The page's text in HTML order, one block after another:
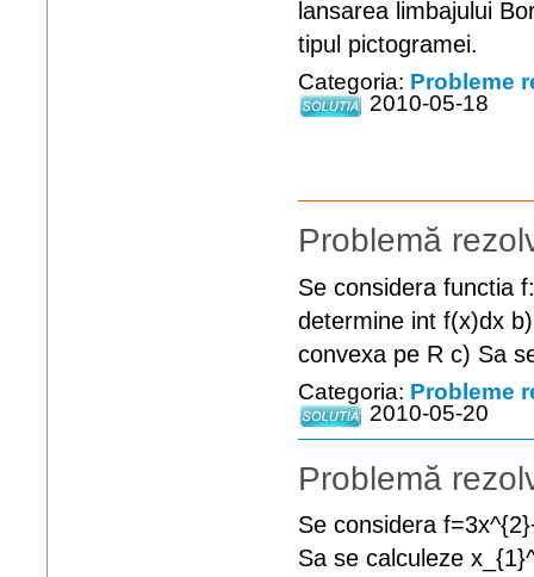
lansarea limbajului
tipul pictogramei.
Categoria: Probleme
2010-05-18
Problemă
Se considera functia
determine int f(x)dx
convexa pe R c) Sa
Categoria: Probleme
2010-05-20
Problemă
Se considera
Sa se calculeze